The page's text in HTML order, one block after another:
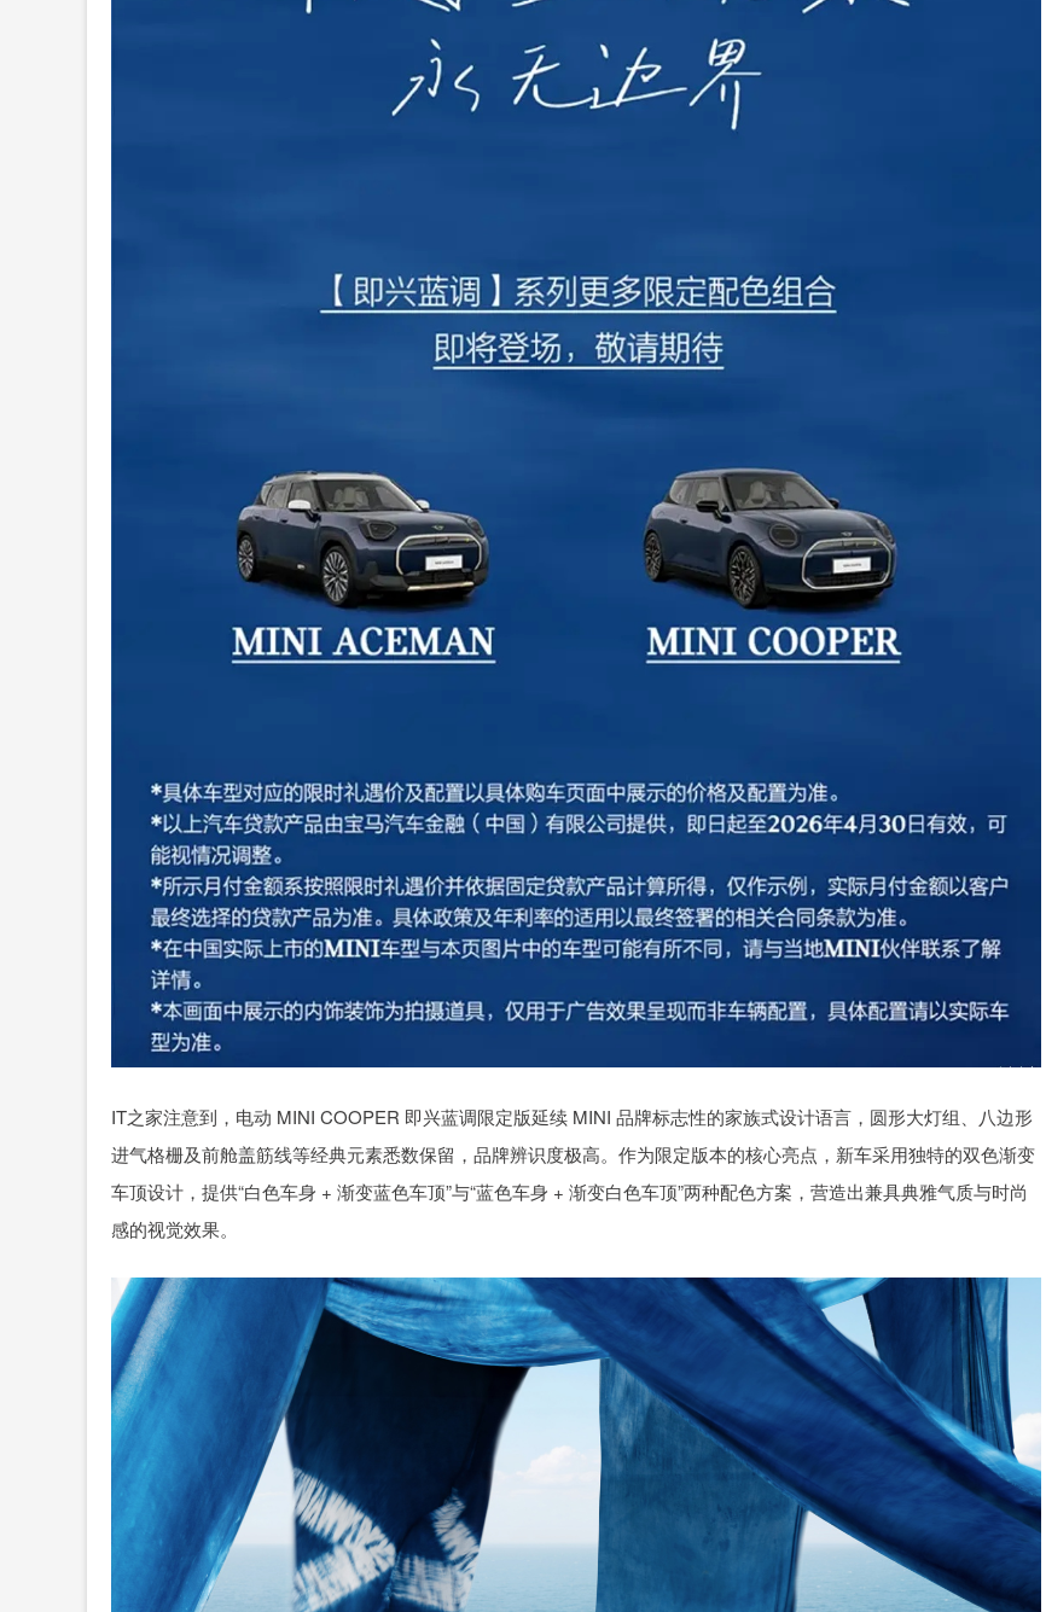
IT之家注意到，电动 MINI COOPER 即兴蓝调限定版延续 MINI 品牌标志性的家族式设计语言，圆形大灯组、八边形
进气格栅及前舱盖筋线等经典元素悉数保留，品牌辨识度极高。作为限定版本的核心亮点，新车采用独特的双色渐变
车顶设计，提供“白色车身 + 渐变蓝色车顶”与“蓝色车身 + 渐变白色车顶”两种配色方案，营造出兼具典雅气质与时尚
感的视觉效果。